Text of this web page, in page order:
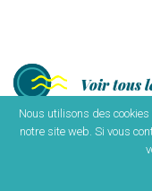
Voir tous
Nous utilisons des
notre site web. Si vous